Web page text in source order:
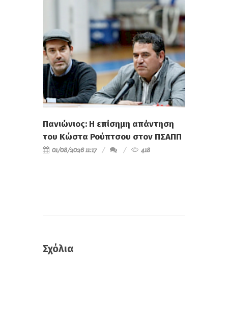
Πανιώνιος: Η επίσημη απάντηση
του Κώστα Ρούπτσου στον ΠΣΑΠΠ
01/08/2026 11:17 418
Σχόλια